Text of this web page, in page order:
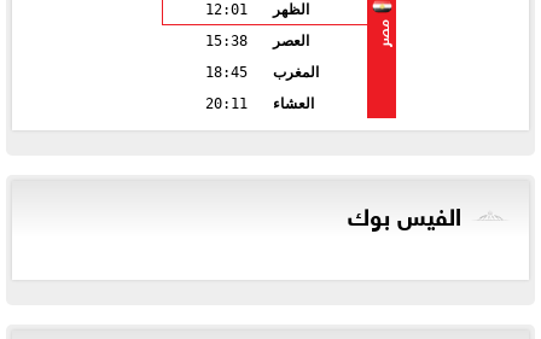
مصر
الظهر
12:01
العصر
15:38
المغرب
18:45
العشاء
20:11
الفيس بوك